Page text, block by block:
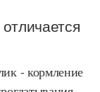
- кормление